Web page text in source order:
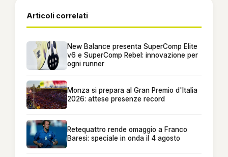
Articoli correlati
New Balance presenta SuperComp Elite
v6 e SuperComp Rebel: innovazione per
ogni runner
Monza si prepara al Gran Premio d'Italia
2026: attese presenze record
Retequattro rende omaggio a Franco
Baresi: speciale in onda il 4 agosto